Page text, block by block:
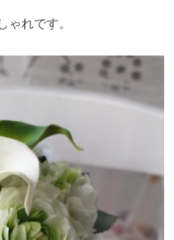
ゃれです。